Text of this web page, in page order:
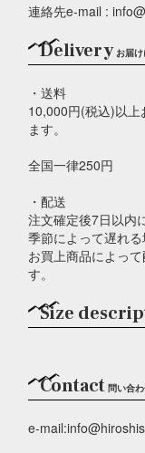
連絡先e-mail :
Deliveryお届
・送料
10,000円(税込)以上
ます。
全国一律250円
・配送
注文確定後7日以内
季節によって遅れる
お買上商品によっ
す。
Size
Contact 問い合
e-